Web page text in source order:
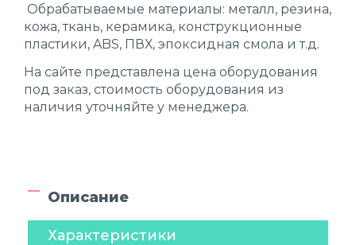
Обрабатываемые материалы: металл, резина,
кожа, ткань, керамика, конструкционные
пластики, ABS, ПВХ, эпоксидная смола и т.д.
На сайте представлена цена оборудования
под заказ, стоимость оборудования из
наличия уточняйте у менеджера.
Описание
Характеристики